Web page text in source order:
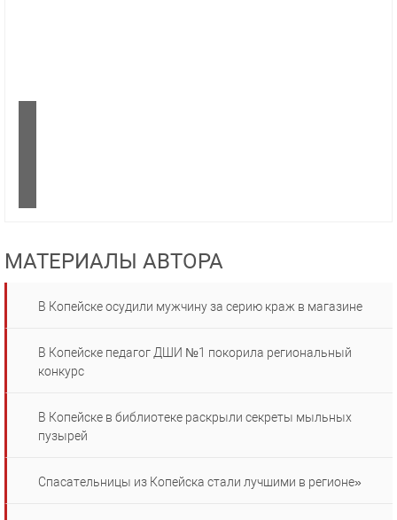
МАТЕРИАЛЫ АВТОРА
В Копейске осудили мужчину за серию краж в магазине
В Копейске педагог ДШИ №1 покорила региональный
конкурс
В Копейске в библиотеке раскрыли секреты мыльных
пузырей
Спасательницы из Копейска стали лучшими в регионе»